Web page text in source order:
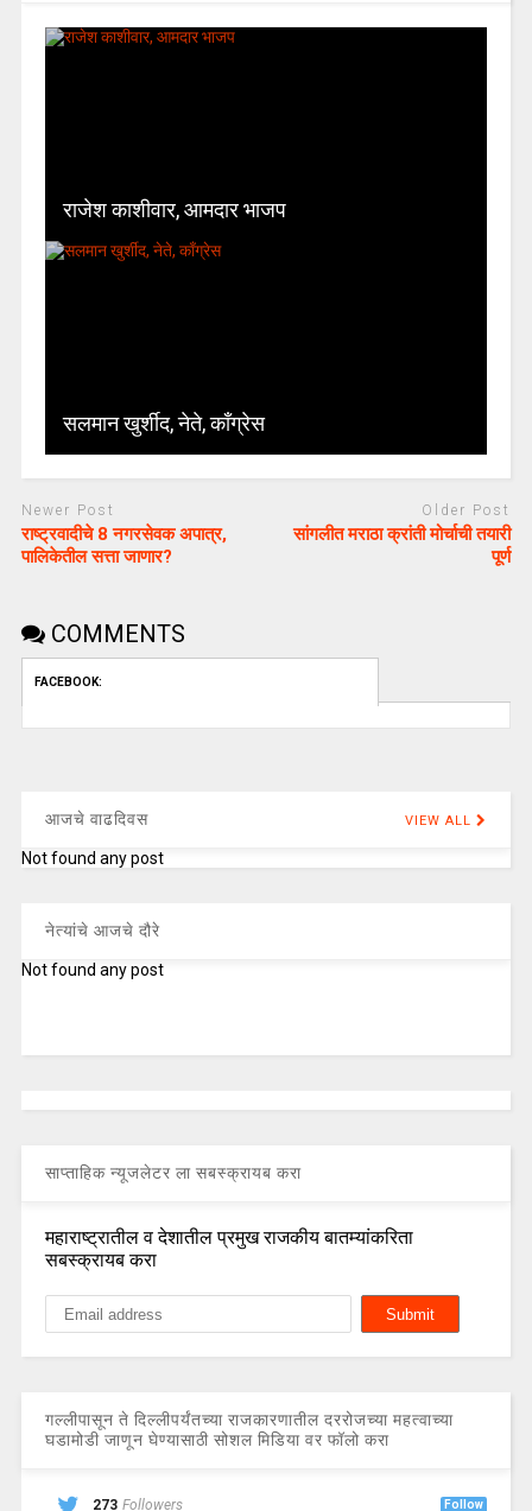
राजेश काशीवार, आमदार भाजप
सलमान खुर्शीद, नेते, काँग्रेस
Newer Post
राष्ट्रवादीचे 8 नगरसेवक अपात्र,
पालिकेतील सत्ता जाणार?
Older Post
सांगलीत मराठा क्रांती मोर्चाची तयारी
पूर्ण
COMMENTS
FACEBOOK:
आजचे वाढदिवस VIEW ALL
Not found any post
नेत्यांचे आजचे दौरे
Not found any post
साप्ताहिक न्यूजलेटर ला सबस्क्रायब करा
महाराष्ट्रातील व देशातील प्रमुख राजकीय बातम्यांकरिता
सबस्क्रायब करा
गल्लीपासून ते दिल्लीपर्यंतच्या राजकारणातील दररोजच्या महत्वाच्या
घडामोडी जाणून घेण्यासाठी सोशल मिडिया वर फॉलो करा
273 Followers Follow